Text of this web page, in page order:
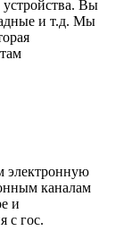
устройства. Вы
и т.д. Мы
электронную
каналам
и
с гос.